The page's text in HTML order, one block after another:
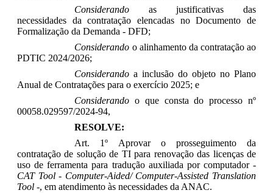
Considerando as justificativas das
necessidades da contratação elencadas no Documento de
Formalização da Demanda - DFD;
Considerando o alinhamento da contratação ao
PDTIC 2024/2026;
Considerandoa inclusão do objeto no Plano
Anual de Contratações para o exercício 2025; e
Considerando o que consta do processo nº
00058.029597/2024-94,
RESOLVE:
Art. 1º Aprovar o prosseguimento da
contratação de solução de TI para renovação das licenças de
uso de ferramenta para tradução auxiliada por computador -
CAT Tool - Computer-Aided/ Computer-Assisted Translation
Tool -, em atendimento às necessidades da ANAC.